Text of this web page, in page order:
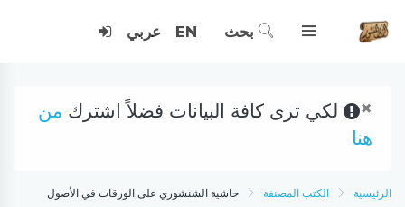
بحث EN عربي
× لكي ترى كافة البيانات فضلاً اشترك من
هنا
الرئيسية الكتب المصنفة حاشية الشنشوري على الورقات في الأصول